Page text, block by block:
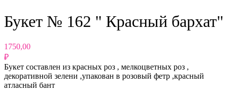
Букет № 162 " Красный бархат"
1750,00
₽
Букет составлен из красных роз , мелкоцветных роз ,
декоративной зелени ,упакован в розовый фетр ,красный
атласный бант